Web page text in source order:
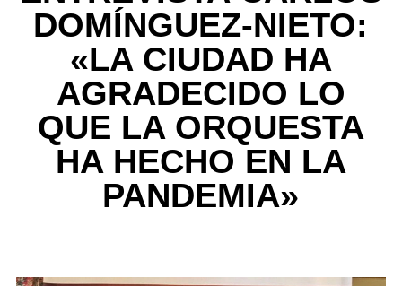
DOMÍNGUEZ-NIETO:
«LA CIUDAD HA
AGRADECIDO LO
QUE LA ORQUESTA
HA HECHO EN LA
PANDEMIA»